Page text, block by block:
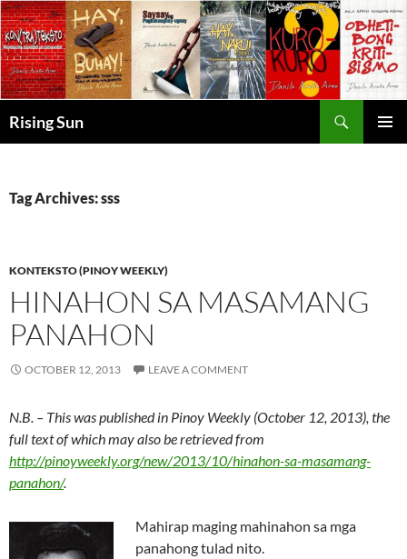
Skip
to
content
Rising Sun
Tag Archives: sss
KONTEKSTO (PINOY WEEKLY)
HINAHON SA MASAMANG
PANAHON
OCTOBER 12, 2013 LEAVE A COMMENT
N.B. – This was published in Pinoy Weekly (October 12, 2013), the
full text of which may also be retrieved from
http://pinoyweekly.org/new/2013/10/hinahon-sa-masamang-
panahon/.
Mahirap maging mahinahon sa mga
panahong tulad nito.